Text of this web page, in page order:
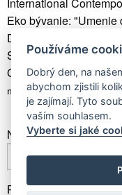
Eko bývanie: "Umenie
Dom a bývanie:
Sme.sk: "Umenie
Galérii SPP"
magazín GUEST: "Krásy
Newsletter
Přihlásit odběr
Používáme
Dobrý den, na
abychom zjistili
je zajímají. Tyto
vaším souhlasem.
Vyberte si jaké